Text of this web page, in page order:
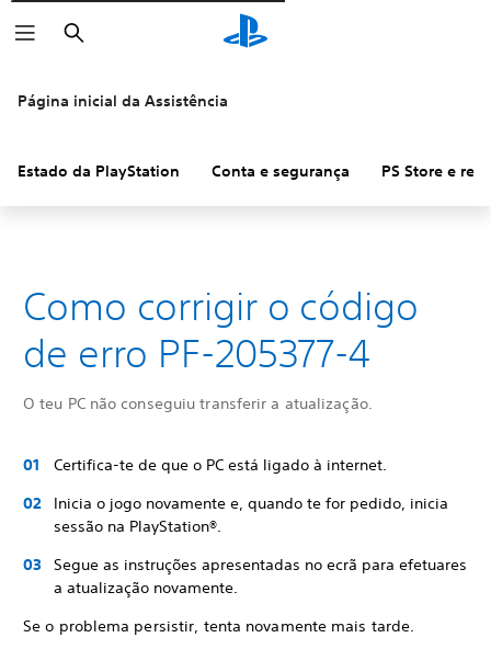
Pesquisar
Página inicial da Assistência
Estado da PlayStation Conta e segurança PS Store e
Como corrigir o código
de erro PF-205377-4
O teu PC não conseguiu transferir a atualização.
Certifica-te de que o PC está ligado à internet.
Inicia o jogo novamente e, quando te for pedido, inicia
sessão na PlayStation®.
Segue as instruções apresentadas no ecrã para efetuares
a atualização novamente.
Se o problema persistir, tenta novamente mais tarde.